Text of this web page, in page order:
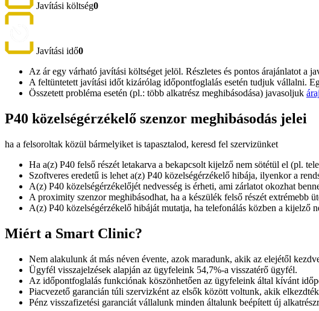
Javítási költség0
Javítási idő0
Az ár egy várható javítási költséget jelöl. Részletes és pontos árajánlatot a
A feltüntetett javítási időt kizárólag időpontfoglalás esetén tudjuk vállalni.
Összetett probléma esetén (pl.: több alkatrész meghibásodása) javasoljuk
P40 közelségérzékelő szenzor meghibásodás jelei
ha a felsoroltak közül bármelyiket is tapasztalod, keresd fel szervizünket
Ha a(z) P40 felső részét letakarva a bekapcsolt kijelző nem sötétül el (pl.
Szoftveres eredetű is lehet a(z) P40 közelségérzékelő hibája, ilyenkor a
A(z) P40 közelségérzékelőjét nedvesség is érheti, ami zárlatot okozhat
A proximity szenzor meghibásodhat, ha a készülék felső részét extrémebb
A(z) P40 közelségérzékelő hibáját mutatja, ha telefonálás közben a kijelző
Miért a Smart Clinic?
Nem alakulunk át más néven évente, azok maradunk, akik az elejétől
Ügyfél visszajelzések alapján az ügyfeleink 54,7%-a visszatérő ügyfél.
Az időpontfoglalás funkciónak köszönhetően az ügyfeleink által kívánt
Piacvezető garancián túli szervizként az elsők között voltunk, akik
Pénz visszafizetési garanciát vállalunk minden általunk beépített új